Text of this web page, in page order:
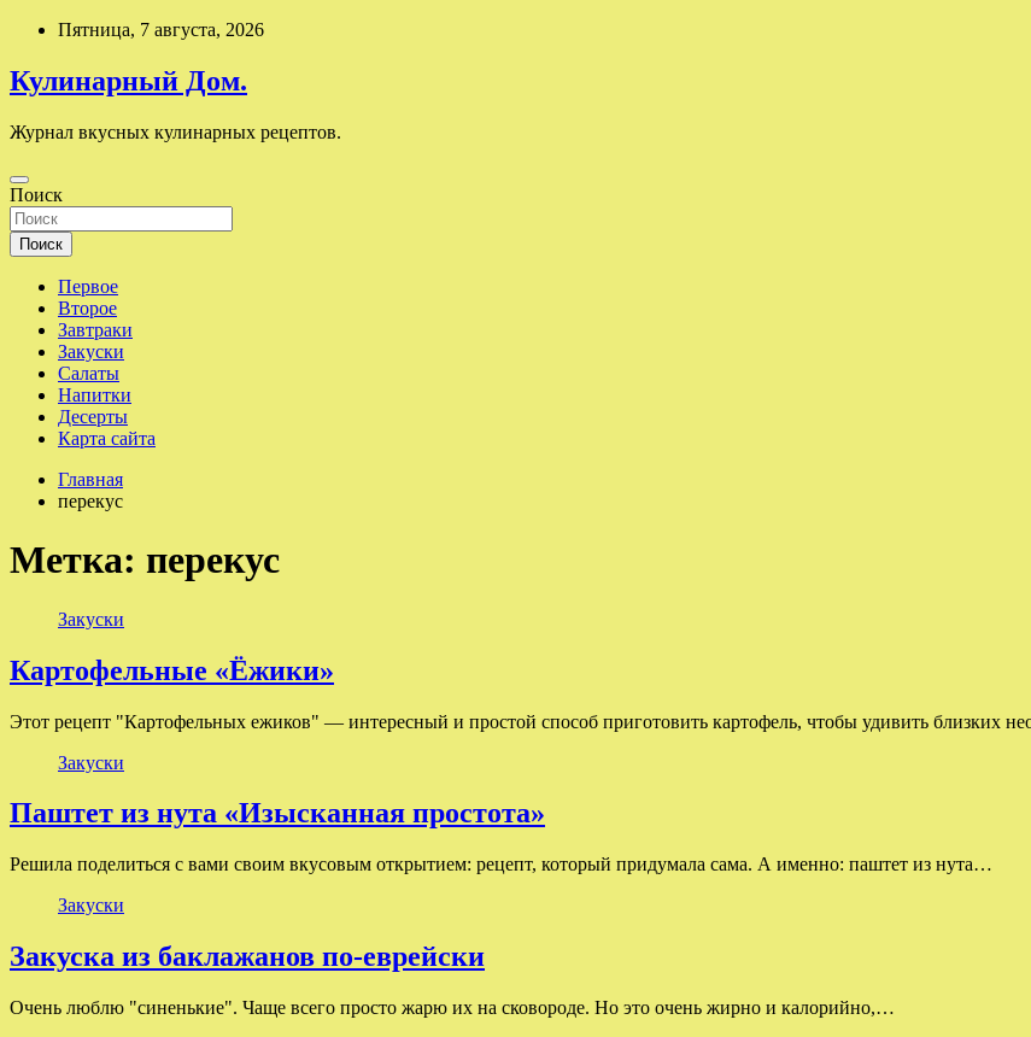
Перейти
содержимому
Пятница, 7 августа, 2026
Кулинарный Дом.
Журнал вкусных кулинарных рецептов.
Поиск
Поиск
Первое
Второе
Завтраки
Закуски
Салаты
Напитки
Десерты
Карта сайта
Главная
перекус
Метка: перекус
Закуски
Картофельные «Ёжики»
Этот рецепт "Картофельных ежиков" — интересный и простой способ приготовить картофель, чтобы удивить близких
Закуски
Паштет из нута «Изысканная простота»
Решила поделиться с вами своим вкусовым открытием: рецепт, который придумала сама. А именно: паштет из нута…
Закуски
Закуска из баклажанов по-еврейски
Очень люблю "синенькие". Чаще всего просто жарю их на сковороде. Но это очень жирно и калорийно,…